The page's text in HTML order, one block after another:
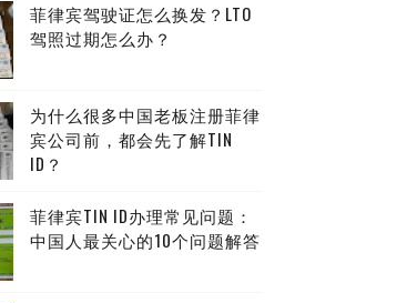
菲律宾驾驶证怎么换发？LTO
驾照过期怎么办？
为什么很多中国老板注册菲律
宾公司前，都会先了解TIN
ID？
菲律宾TIN ID办理常见问题：
中国人最关心的10个问题解答